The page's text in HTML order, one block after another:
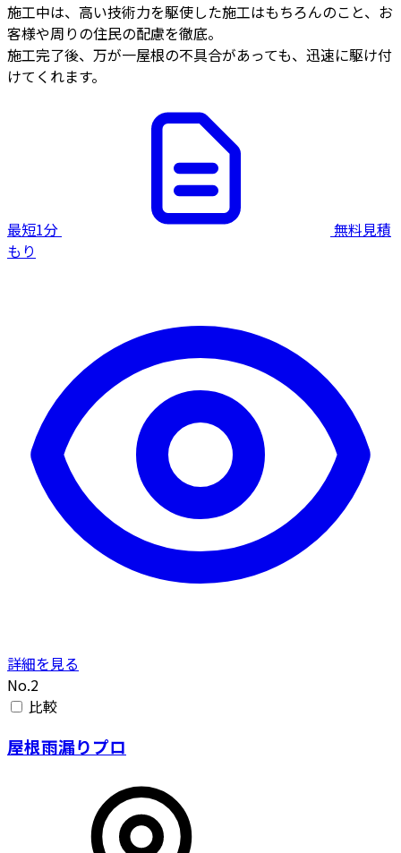
施工中は、高い技術力を駆使した施工はもちろんのこと、お
客様や周りの住民の配慮を徹底。
施工完了後、万が一屋根の不具合があっても、迅速に駆け付
けてくれます。
最短1分
無料見積
もり
詳細を見る
No.2
比較
屋根雨漏りプロ